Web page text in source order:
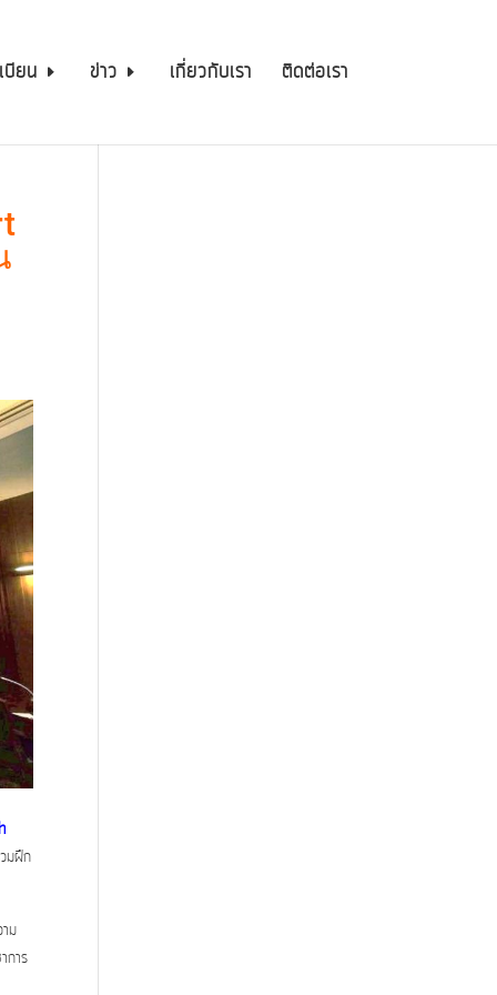
บียน ข่าว เกี่ยวกับเรา ติดต่อเรา
มฝึก
ม
การ